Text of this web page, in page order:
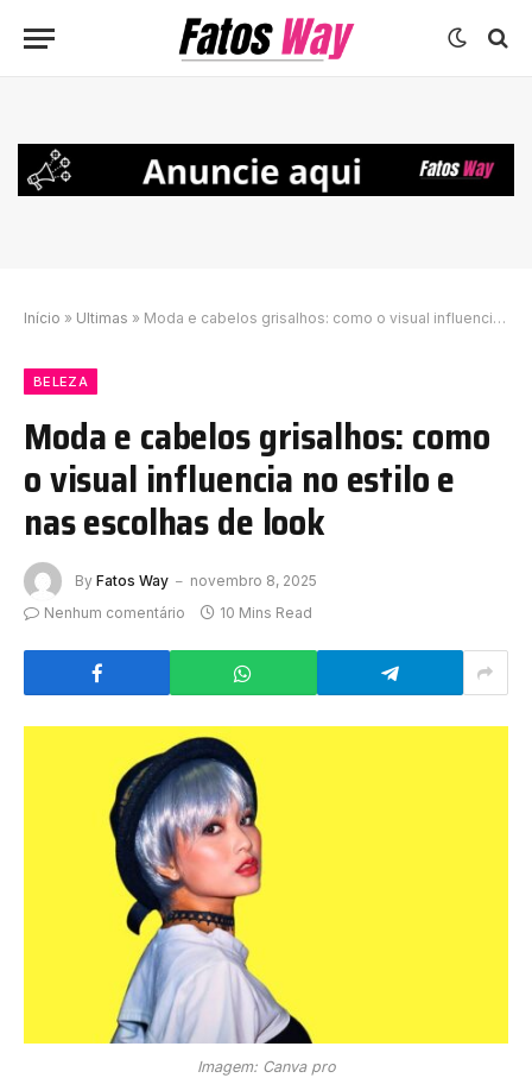
Início » Ultimas » Moda e cabelos grisalhos: como o visual influencia no estilo e nas escolhas de look
BELEZA
Moda e cabelos grisalhos: como
o visual influencia no estilo e
nas escolhas de look
By Fatos Way
novembro 8, 2025
Nenhum comentário
10 Mins Read
Imagem: Canva pro